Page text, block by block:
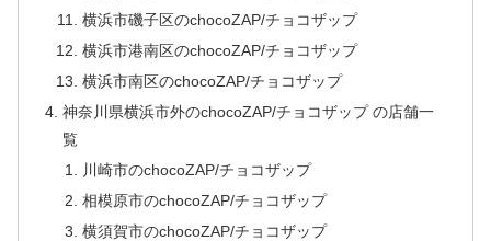
横浜市磯子区のchocoZAP/チョコザップ
横浜市港南区のchocoZAP/チョコザップ
横浜市南区のchocoZAP/チョコザップ
神奈川県横浜市外のchocoZAP/チョコザップ の店舗一
覧
川崎市のchocoZAP/チョコザップ
相模原市のchocoZAP/チョコザップ
横須賀市のchocoZAP/チョコザップ